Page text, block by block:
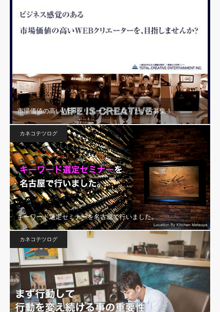
市場価値の高いWEBクリエーターになりたい方募集！
カネコテツログ
キーワード選定セミナーを名古屋で行いました。
カネコテツログ